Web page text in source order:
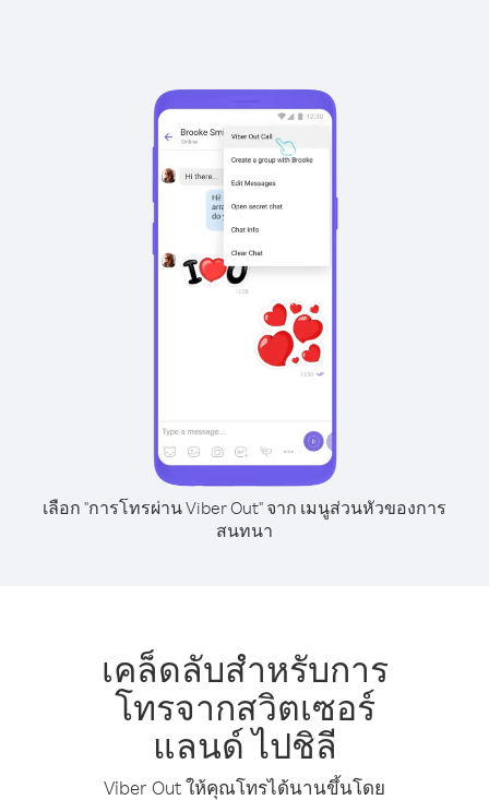
เลือก "การโทรผ่าน Viber Out" จาก เมนูส่วนหัวของการ
สนทนา
เคล็ดลับสำหรับการ
โทรจากสวิตเซอร์
แลนด์ ไปชิลี
Viber Out ให้คุณโทรได้นานขึ้นโดย